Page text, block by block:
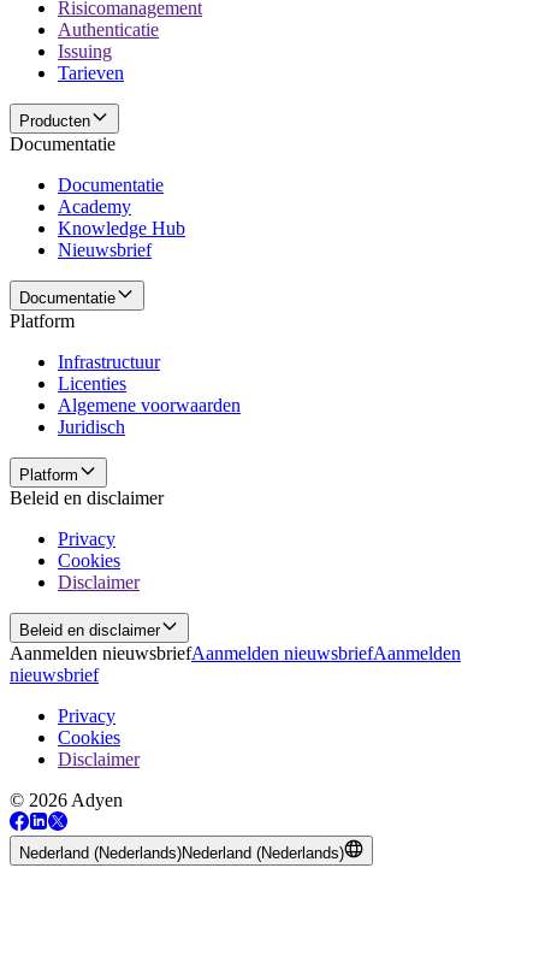
Risicomanagement
Authenticatie
Issuing
Tarieven
Producten
Documentatie
Documentatie
Academy
Knowledge Hub
Nieuwsbrief
Documentatie
Platform
Infrastructuur
Licenties
Algemene voorwaarden
Juridisch
Platform
Beleid en disclaimer
Privacy
Cookies
Disclaimer
Beleid en disclaimer
Aanmelden nieuwsbriefAanmelden nieuwsbriefAanmelden
nieuwsbrief
Privacy
Cookies
Disclaimer
© 2026 Adyen
Nederland (Nederlands)Nederland (Nederlands)